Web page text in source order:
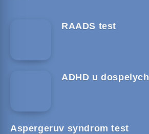
RAADS test
ADHD u dospelych
Aspergeruv syndrom test